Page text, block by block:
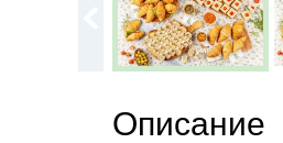
Описание